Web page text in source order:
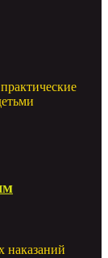
наказаний